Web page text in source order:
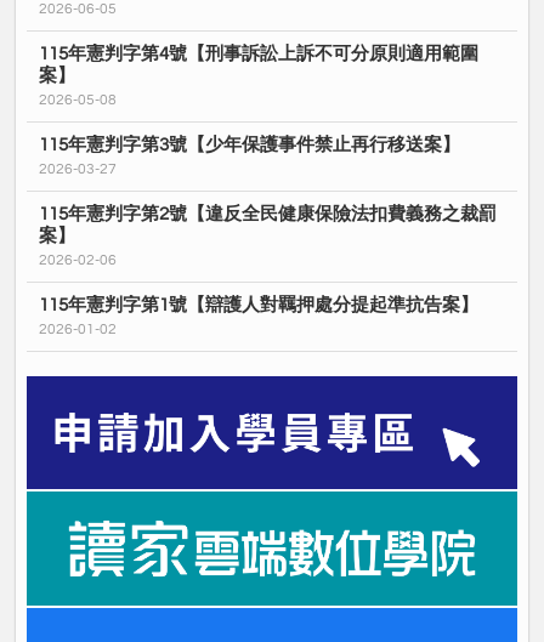
2026-06-05
115年憲判字第4號【刑事訴訟上訴不可分原則適用範圍
案】
2026-05-08
115年憲判字第3號【少年保護事件禁止再行移送案】
2026-03-27
115年憲判字第2號【違反全民健康保險法扣費義務之裁罰
案】
2026-02-06
115年憲判字第1號【辯護人對羈押處分提起準抗告案】
2026-01-02